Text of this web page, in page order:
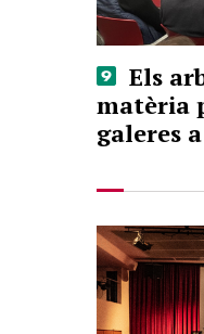
Els
matèria
galeres